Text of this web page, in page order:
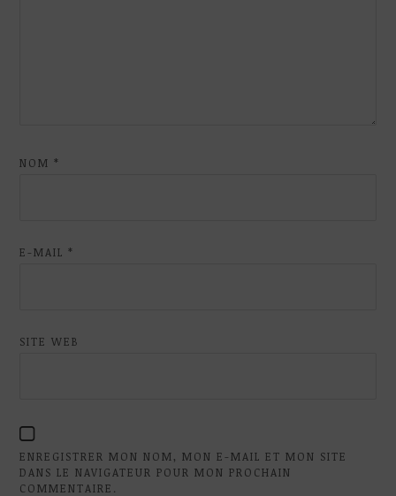
NOM*
E-MAIL*
SITE WEB
ENREGISTRER MON NOM, MON E-MAIL ET MON SITE
DANS LE NAVIGATEUR POUR MON PROCHAIN
COMMENTAIRE.